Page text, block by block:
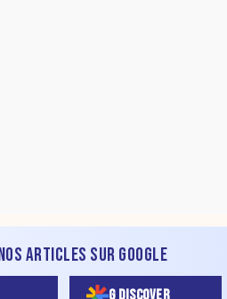
ARTICLES SUR GOOGLE